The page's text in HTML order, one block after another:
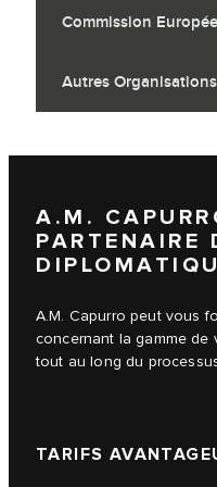
Commission
Autres
A.M.
PARTENAIRE
A.M. Capurro peut vous
concernant la gamme de
tout au long du
TARIFS